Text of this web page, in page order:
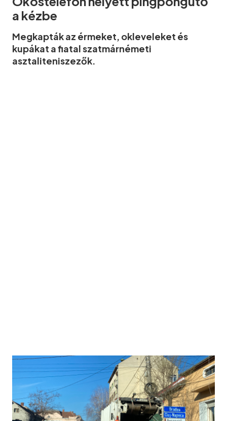
a kézbe
Megkapták az érmeket, okleveleket és
kupákat a fiatal szatmárnémeti
asztaliteniszezők.